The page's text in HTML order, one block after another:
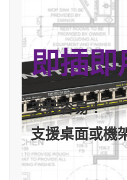
即插即
安裝容易！
支援桌面或機